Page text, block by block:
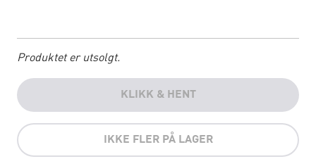
Produktet er utsolgt.
KLIKK & HENT
IKKE FLER PÅ LAGER